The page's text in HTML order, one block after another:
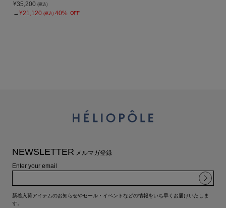
¥35,200 (税込)
→¥21,120 (税込) 40% OFF
NEWSLETTER メルマガ登録
Enter your email
新着入荷アイテムのお知らせやセール・イベントなどの情報をいち早くお届けいたしま
す。